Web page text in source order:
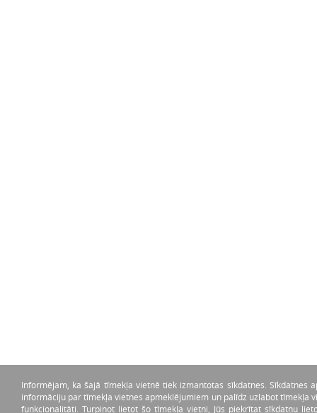
Informējam, ka šajā tīmekļa vietnē tiek izmantotas sīkdatnes. Sīkdatnes
informāciju par tīmekļa vietnes apmeklējumiem un palīdz uzlabot tīmekļa
funkcionalitāti. Turpinot lietot šo tīmekļa vietni, Jūs piekrītat sīkdatņu